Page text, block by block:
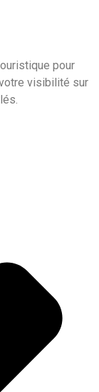
pour
visibilité sur